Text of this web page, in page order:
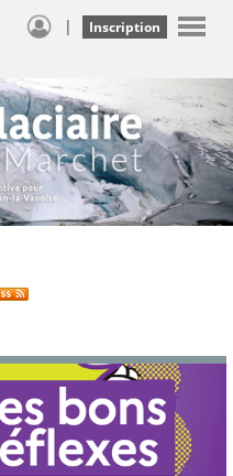
| Inscription